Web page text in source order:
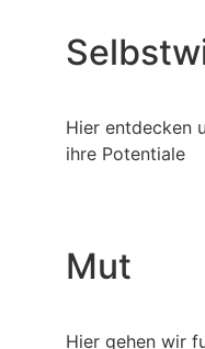
Hier entdecken
ihre Potentiale
Mut
Hier gehen wir